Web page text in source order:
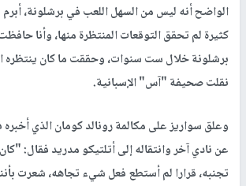
الواضح أنه ليس من السهل اللعب في برشلونة،
كثيرة لم تحقق التوقعات المنتظرة منها، وأنا
برشلونة خلال ست سنوات، وحققت ما كان ينتظره
نقلت صحيفة "آس" الإسبانية.
وعلق سواريز على مكالمة رونالد كومان الذي
عن نادي آخر وانتقاله إلى أتلتيكو مدريد فقال:
تجنبه، قرارا لم أستطع فعل شيء تجاهه، شعرت